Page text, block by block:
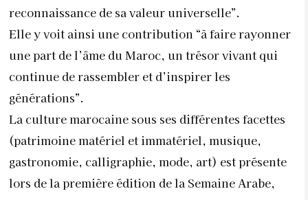
reconnaissance de sa valeur universelle”.
Elle y voit ainsi une contribution “à faire rayonner
une part de l’âme du Maroc, un trésor vivant qui
continue de rassembler et d’inspirer les
générations”.
La culture marocaine sous ses différentes facettes
(patrimoine matériel et immatériel, musique,
gastronomie, calligraphie, mode, art) est présente
lors de la première édition de la Semaine Arabe,